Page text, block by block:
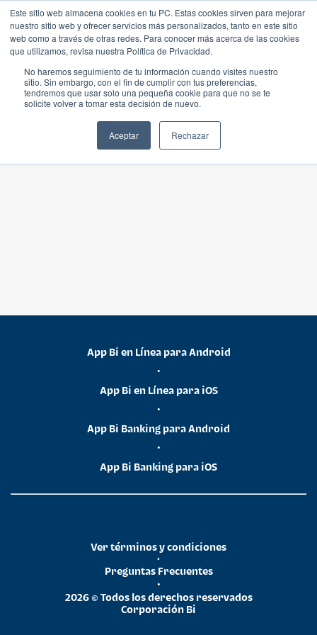
Este sitio web almacena cookies en tu PC. Estas cookies sirven para mejorar
nuestro sitio web y ofrecer servicios más personalizados, tanto en este sitio
web como a través de otras redes. Para conocer más acerca de las cookies
que utilizamos, revisa nuestra Política de Privacidad.
No haremos seguimiento de tu información cuando visites nuestro
sitio. Sin embargo, con el fin de cumplir con tus preferencias,
tendremos que usar solo una pequeña cookie para que no se te
solicite volver a tomar esta decisión de nuevo.
Aceptar Rechazar
App Bi en Línea para Android
•
App Bi en Línea para iOS
•
App Bi Banking para Android
•
App Bi Banking para iOS
2026 © Todos los derechos reservados
Corporación Bi
•
Preguntas Frecuentes
•
Ver términos y condiciones